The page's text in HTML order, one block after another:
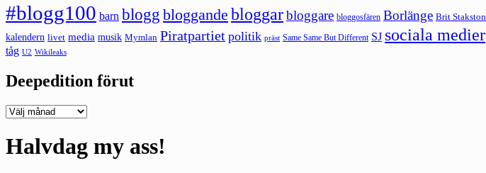
#blogg100 barn blogg bloggande bloggarbloggare bloggosfären Borlänge Brit Stakston
kalendern livet media musik Mymlan Piratpartiet politik präst Same Same But Different SJ sociala medier
tåg U2 Wikileaks
Deepedition förut
Deepedition
Halvdag my ass!